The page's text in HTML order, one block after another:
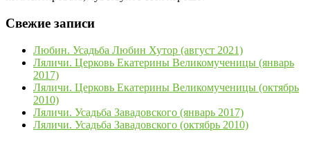
Свежие записи
Любин. Усадьба Любин Хутор (август 2021)
Ляличи. Церковь Екатерины Великомученицы (январь
2017)
Ляличи. Церковь Екатерины Великомученицы (октябрь
2010)
Ляличи. Усадьба Завадовского (январь 2017)
Ляличи. Усадьба Завадовского (октябрь 2010)